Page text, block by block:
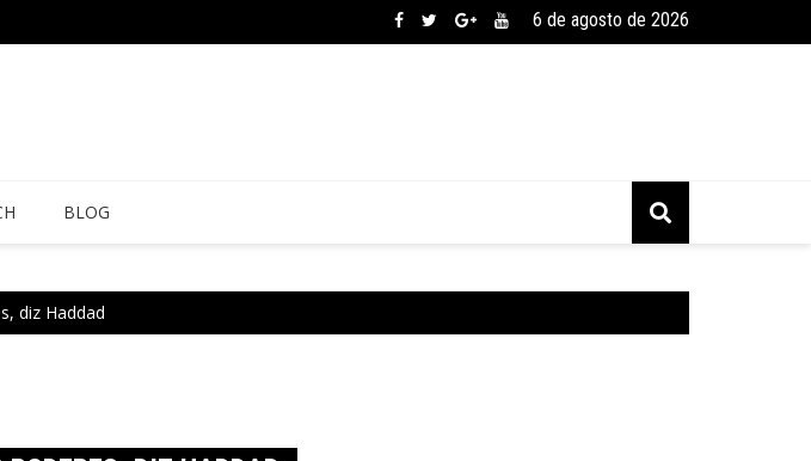
6 de agosto de 2026
BLOG
diz Haddad